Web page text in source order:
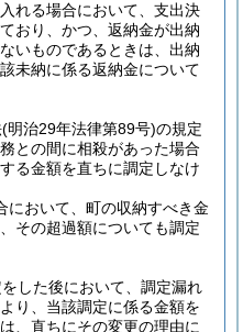
れる場合において、支出決
おり、かつ、返納金が出納
いものであるときは、出納
未納に係る返納金について
(明治29年法律第89号)の規定
との間に相殺があった場合
る金額を直ちに調定しなけ
において、町の収納すべき金
その超過額についても調定
した後において、調定漏れ
り、当該調定に係る金額を
、直ちにその変更の理由に